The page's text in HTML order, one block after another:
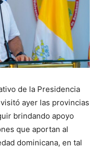
de la Presidencia
ayer las provincias
brindando apoyo
que aportan al
dominicana, en tal